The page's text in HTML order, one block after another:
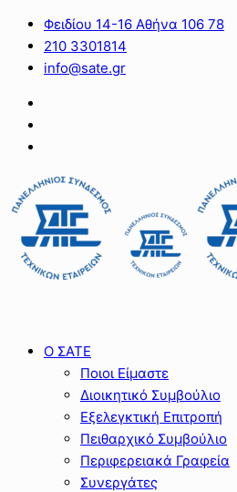
Φειδίου 14-16 Αθήνα 106 78
210 3301814
info@sate.gr
Ο ΣΑΤΕ
Ποιοι Είμαστε
Διοικητικό Συμβούλιο
Εξελεγκτική Επιτροπή
Πειθαρχικό Συμβούλιο
Περιφερειακά Γραφεία
Συνεργάτες